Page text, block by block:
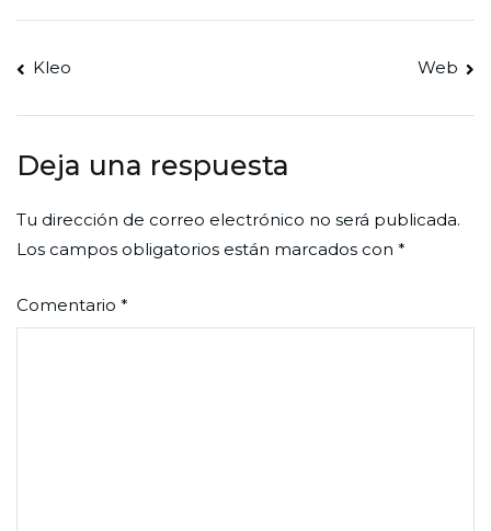
Navegación
de
entradas
Kleo Web
Deja una respuesta
Tu dirección de correo electrónico no será publicada.
Los campos obligatorios están marcados con *
Comentario *